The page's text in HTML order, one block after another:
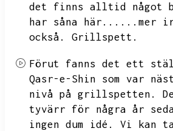
det finns alltid något
har såna här......mer
också.
Grillspett.
Förut fanns det ett
Qasr-e-Shin som var
nivå på grillspetten.
tyvärr för några år
ingen dum idé.
Vi kan